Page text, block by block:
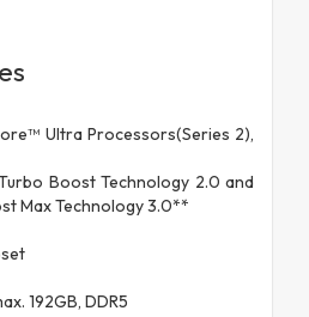
Ultra Processors(Series 2),
Boost Technology 2.0 and
Max Technology 3.0**
192GB, DDR5